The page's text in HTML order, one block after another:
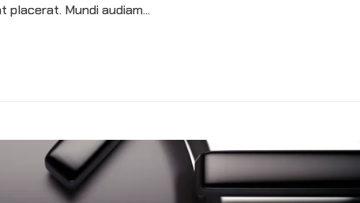
Mundi audiam...